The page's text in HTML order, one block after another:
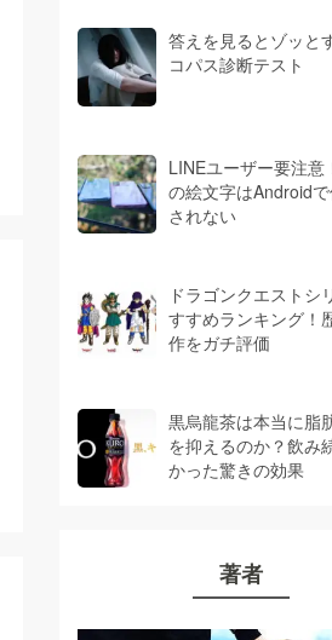
答えを見るとゾッと
コパス診断テスト
LINEユーザー要注意
の絵文字はAndroid
されない
ドラゴンクエストシ
すすめランキング！
作をガチ評価
黒烏龍茶は本当に脂
を抑えるのか？飲み
かった驚きの効果
著者